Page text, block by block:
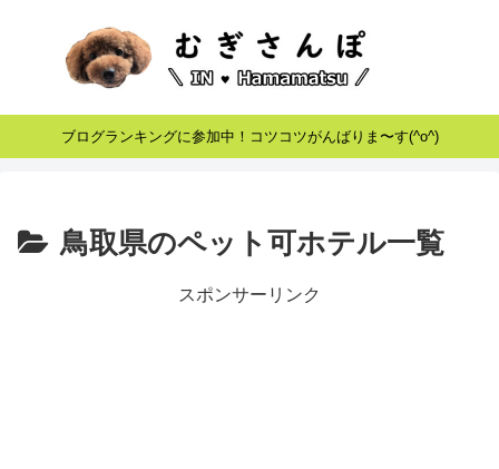
ブログランキングに参加中！コツコツがんばりま〜す(^o^)
鳥取県のペット可ホテル一覧
スポンサーリンク